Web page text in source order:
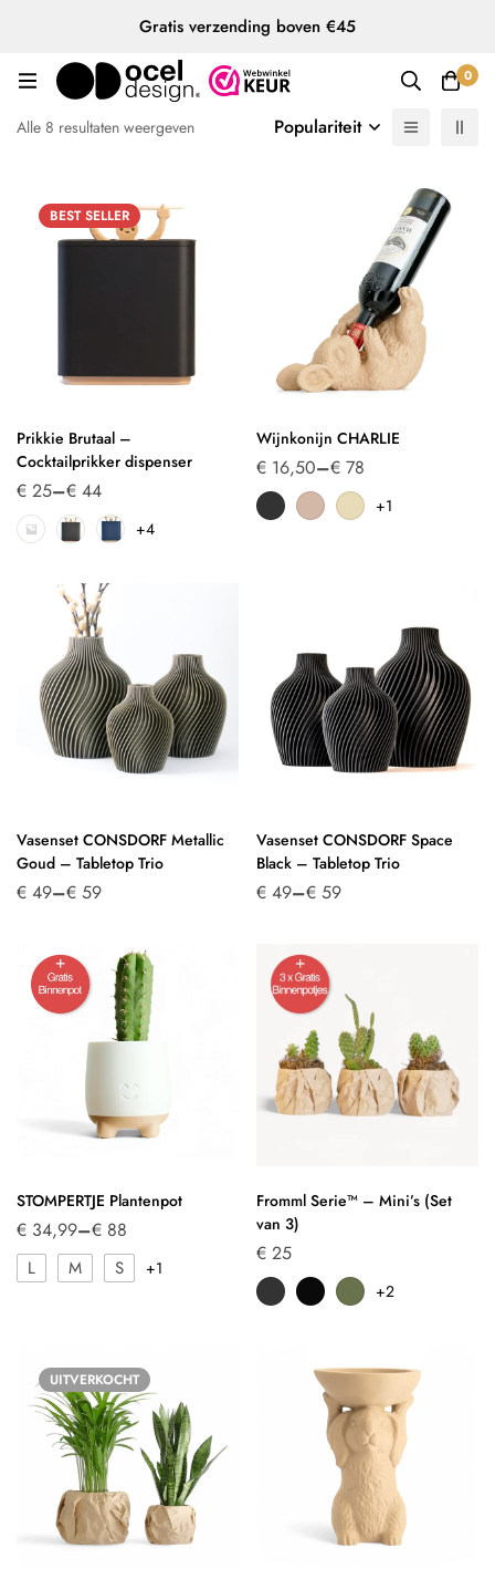
Gratis verzending boven €45
0
Alle 8 resultaten weergeven Populariteit
BESTSELLER
Prikkie Brutaal –
Cocktailprikker dispenser
€ 25–€ 44
+4
Wijnkonijn CHARLIE
€ 16,50–€ 78
+1
Vasenset CONSDORF Metallic
Goud – Tabletop Trio
€ 49–€ 59
Vasenset CONSDORF Space
Black – Tabletop Trio
€ 49–€ 59
STOMPERTJE Plantenpot
€ 34,99–€ 88
L M S +1
Fromml Serie™ – Mini’s (Set
van 3)
€ 25
+2
UITVERKOCHT